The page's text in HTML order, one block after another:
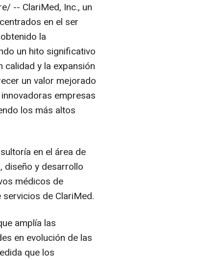
-- ClariMed, Inc., un
en el ser
la
un hito significativo
calidad y la expansión
un valor mejorado
empresas
los más altos
en el área de
diseño y desarrollo
médicos de
de ClariMed.
amplía las
en evolución de las
que los